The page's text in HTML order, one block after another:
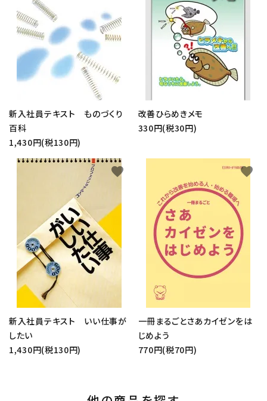
新入社員テキスト ものづくり
百科
1,430円(税130円)
改善ひらめきメモ
330円(税30円)
新入社員テキスト いい仕事が
したい
1,430円(税130円)
favorite
一冊まるごとさあカイゼンをは
じめよう
770円(税70円)
favorite